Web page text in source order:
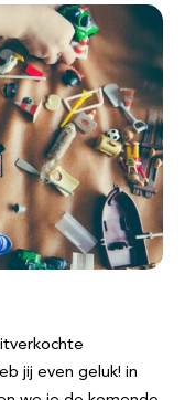
jij even geluk! in